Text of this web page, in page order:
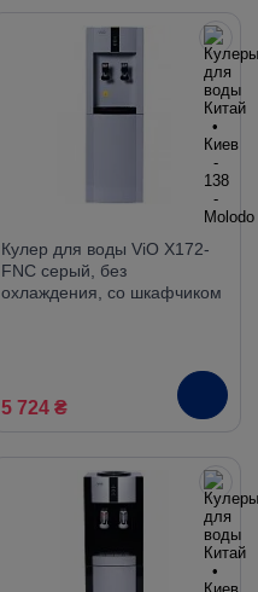
Кулер для воды ViO X172-
FNC серый, без
охлаждения, со шкафчиком
5 724 ₴